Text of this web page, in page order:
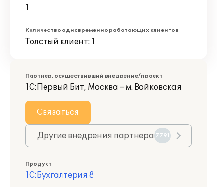
1
Количество одновременно работающих клиентов
Толстый клиент: 1
Партнер, осуществивший внедрение/проект
1С:Первый Бит, Москва – м. Войковская
Связаться
Другие внедрения партнера 7791
Продукт
1С:Бухгалтерия 8